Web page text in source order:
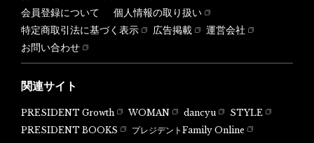
会員登録について
個人情報の取り扱い
特定商取引法に基づく表示
広告掲載
運営会社
お問い合わせ
関連サイト
PRESIDENT Growth WOMAN dancyu
STYLE
PRESIDENT BOOKS
プレジデントFamily Online